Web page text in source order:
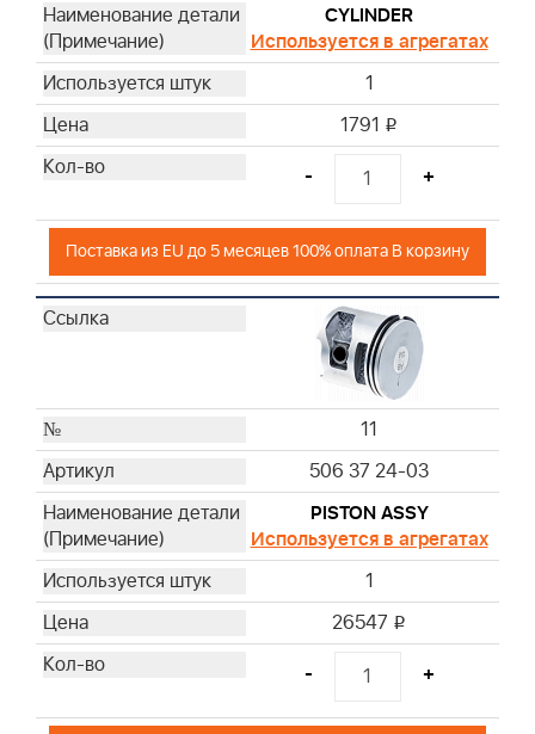
CYLINDER
Используется в агрегатах
1
1791 i
- +
Поставка из EU до 5 месяцев 100% оплата В корзину
11
506 37 24-03
PISTON ASSY
Используется в агрегатах
1
26547 i
- +